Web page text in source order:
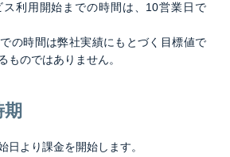
利用開始までの時間は、10営業日で
の時間は弊社実績にもとづく目標値で
ものではありません。
日より課金を開始します。